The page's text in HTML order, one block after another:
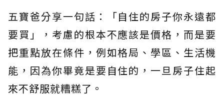
五寶爸分享一句話：「自住的房子你永遠都
要買」，考慮的根本不應該是價格，而是要
把重點放在條件，例如格局、學區、生活機
能，因為你畢竟是要自住的，一旦房子住起
來不舒服就糟糕了。